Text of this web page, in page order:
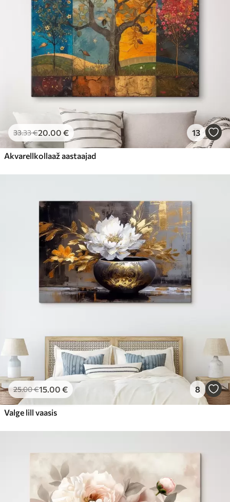
33.33€20.00 € 13
Akvarellkollaaž aastaajad
25.00€15.00 € 8
Valge lill vaasis